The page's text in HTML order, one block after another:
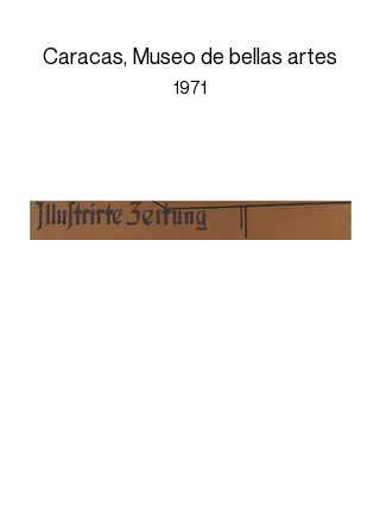
Caracas, Museo de bellas artes
1971